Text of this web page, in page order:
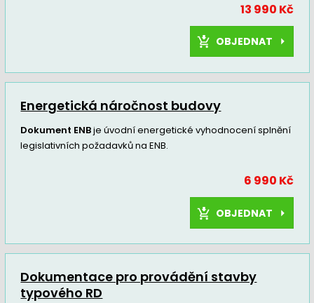
13 990 Kč
OBJEDNAT
Energetická náročnost budovy
Dokument ENBje úvodní energetické vyhodnocení splnění
legislativních požadavků na ENB.
6 990 Kč
OBJEDNAT
Dokumentace pro provádění stavby
typového RD